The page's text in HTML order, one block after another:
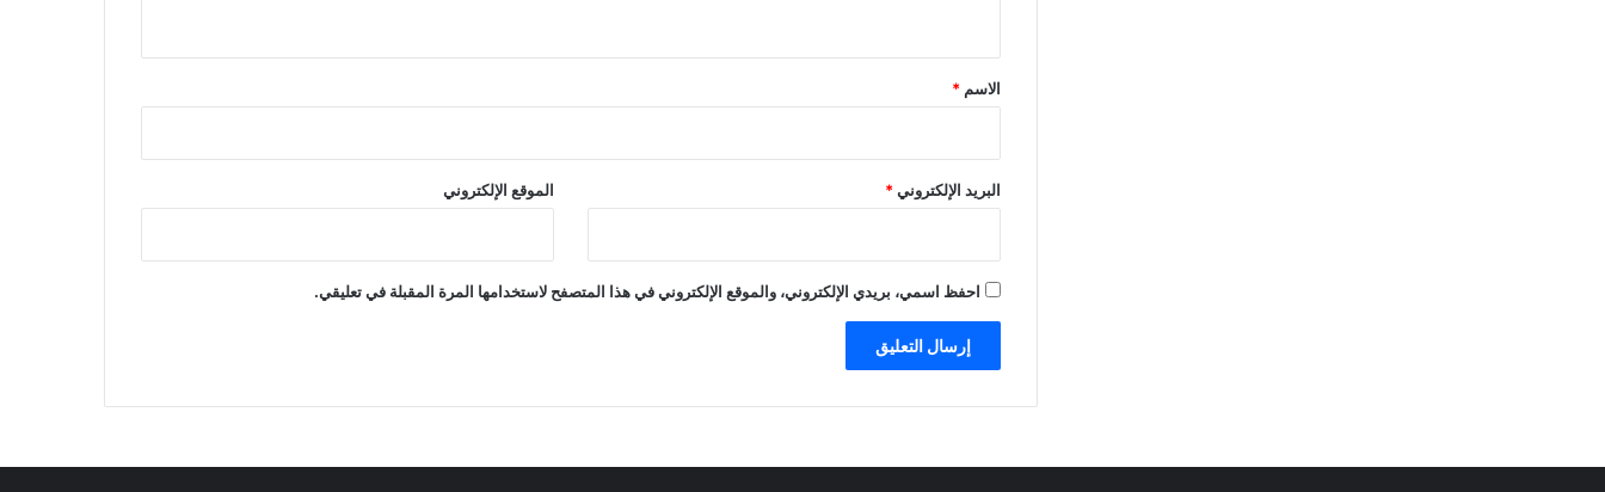
*
الاسم *
البريد الإلكتروني* الموقع الإلكتروني
احفظ اسمي، بريدي الإلكتروني، والموقع الإلكتروني في هذا المتصفح لاستخدامها المرة المقبلة في تعليقي.